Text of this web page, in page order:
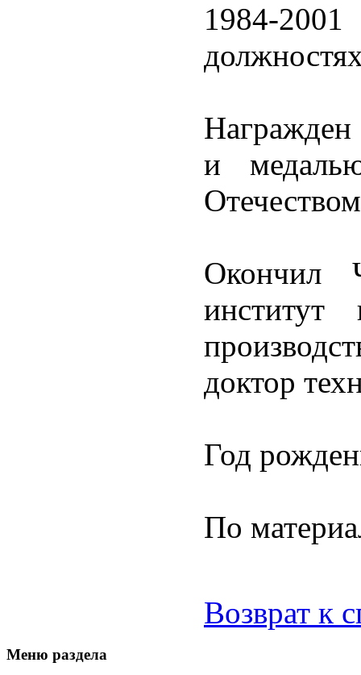
1984-
Награжден
и
Окончил
институт
доктор
Год
По
Возврат к
Меню раздела